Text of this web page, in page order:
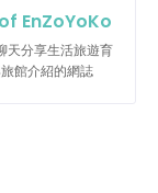
EnZoYoKo
天分享生活旅遊育
館介紹的網誌